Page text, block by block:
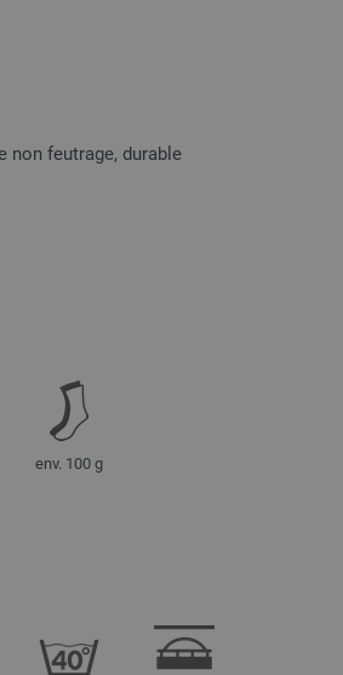
non feutrage, durable
env. 100 g